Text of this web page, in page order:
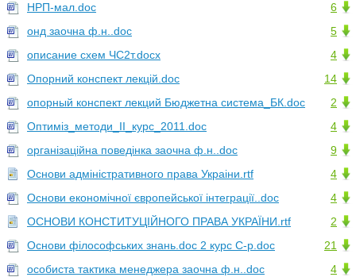
6
НРП-мал.doc
5
онд заочна ф.н..doc
4
описание схем ЧС2т.docx
14
Опорний конспект лекцій.doc
2
опорный конспект лекций Бюджетна система_БК.doc
4
Оптиміз_методи_ІІ_курс_2011.doc
9
організаційна поведінка заочна ф.н..doc
4
Основи адмiнiстративного права Украiни.rtf
4
Основи економічної європейської інтеграції..doc
2
ОСНОВИ КОНСТИТУЦІЙНОГО ПРАВА УКРАЇНИ.rtf
21
Основи філософських знань.doc 2 курс С-р.doc
4
особиста тактика менеджера заочна ф.н..doc